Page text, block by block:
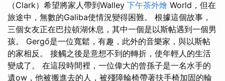
（Clark）希望將家人帶到Walley 下午茶外燴 World，但在
旅途中，無數的Galiba使情況變得困難。 根據這個故事，
三個女友正在巴拉頓湖休息，其中一個是以斯帖遇到一個男
孩。 Gergő是一位寬鬆，有趣，此外的音樂家，與以斯帖
的家相反。 接觸之後是意想不到的轉折，使年輕人的生活
變成了。 在這段時間裡，一位偉大的曾孫子是一名水手的
遺ow，他被搬進去的人，被殘障輪椅帶著扶手椅加固的輪